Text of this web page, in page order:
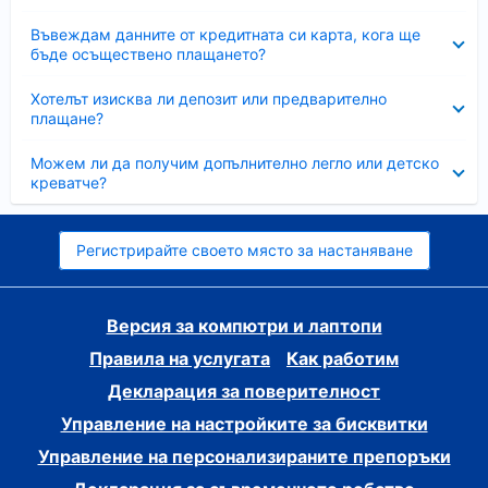
Въвеждам данните от кредитната си карта, кога ще
бъде осъществено плащането?
Хотелът изисква ли депозит или предварително
плащане?
Можем ли да получим допълнително легло или детско
креватче?
Регистрирайте своето място за настаняване
Версия за компютри и лаптопи
Правила на услугата
Как работим
Декларация за поверителност
Управление на настройките за бисквитки
Управление на персонализираните препоръки